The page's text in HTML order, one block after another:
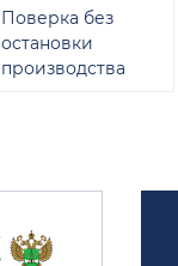
Поверка без
остановки
производства